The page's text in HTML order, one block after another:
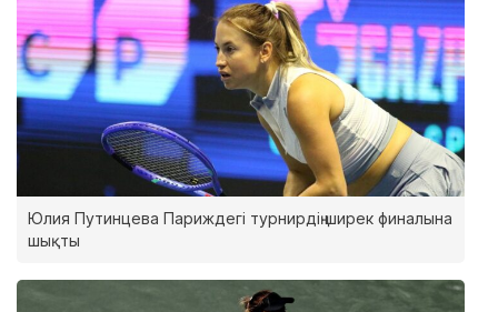
Юлия Путинцева Париждегі турнирдің ширек финалына
шықты